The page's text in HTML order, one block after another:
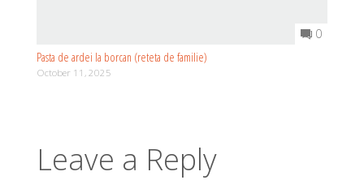
0
Pasta de ardei la borcan (reteta de familie)
October 11, 2025
Leave a Reply